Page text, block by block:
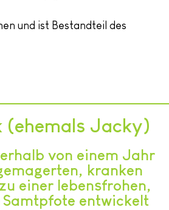
und ist Bestandteil des
(ehemals Jacky)
von einem Jahr
kranken
einer lebensfrohen,
entwickelt